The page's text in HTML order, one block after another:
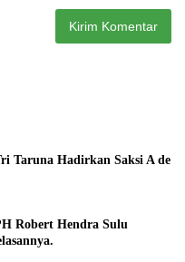
Taruna Hadirkan Saksi A de
Robert Hendra Sulu